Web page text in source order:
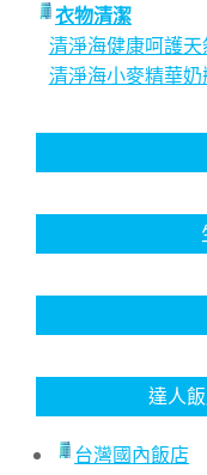
衣物清潔
清淨海健康呵護
清淨海小麥精華
達人
台灣國內飯店